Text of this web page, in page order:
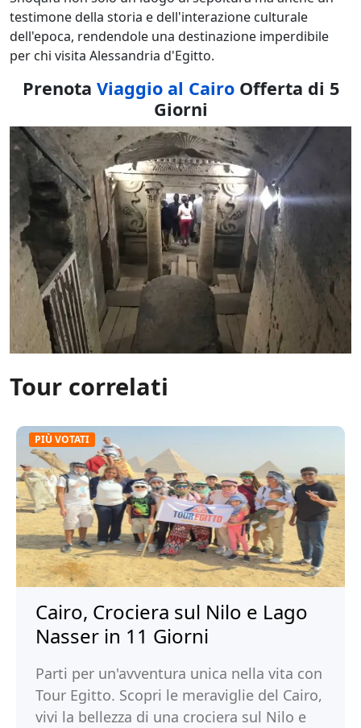
testimone della storia e dell'interazione culturale
dell'epoca, rendendole una destinazione imperdibile
per chi visita Alessandria d'Egitto.
Prenota Viaggio al CairoOfferta di 5
Giorni
Tour correlati
PIÙ VOTATI
Cairo, Crociera sul Nilo e Lago
Nasser in 11 Giorni
Parti per un'avventura unica nella vita con
Tour Egitto. Scopri le meraviglie del Cairo,
vivi la bellezza di una crociera sul Nilo e